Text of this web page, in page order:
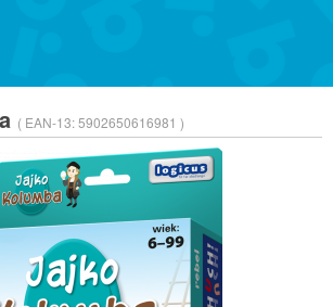
( EAN-13:5902650616981 )